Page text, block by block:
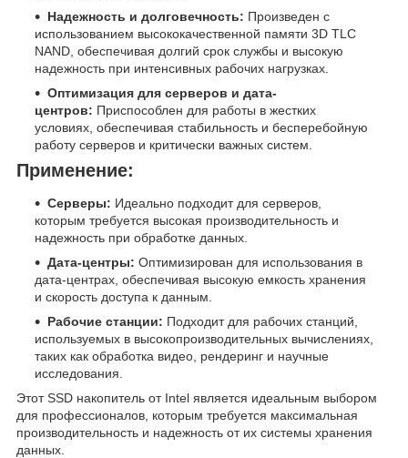
Надежность и долговечность: Произведен с
использованием высококачественной памяти 3D TLC
NAND, обеспечивая долгий срок службы и высокую
надежность при интенсивных рабочих нагрузках.
Оптимизация для серверов и дата-
центров: Приспособлен для работы в жестких
условиях, обеспечивая стабильность и бесперебойную
работу серверов и критически важных систем.
Применение:
Серверы: Идеально подходит для серверов,
которым требуется высокая производительность и
надежность при обработке данных.
Дата-центры: Оптимизирован для использования в
дата-центрах, обеспечивая высокую емкость хранения
и скорость доступа к данным.
Рабочие станции: Подходит для рабочих станций,
используемых в высокопроизводительных вычислениях,
таких как обработка видео, рендеринг и научные
исследования.
Этот SSD накопитель от Intel является идеальным выбором
для профессионалов, которым требуется максимальная
производительность и надежность от их системы хранения
данных.